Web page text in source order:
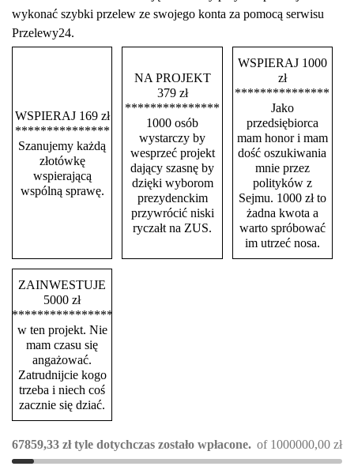
wykonać szybki przelew ze swojego konta za pomocą serwisu
Przelewy24.
WSPIERAJ 169 zł
***************
Szanujemy każdą
złotówkę
wspierającą
wspólną sprawę.
NA PROJEKT
379 zł
***************
1000 osób
wystarczy by
wesprzeć projekt
dający szasnę by
dzięki wyborom
prezydenckim
przywrócić niski
ryczałt na ZUS.
WSPIERAJ 1000
zł
***************
Jako
przedsiębiorca
mam honor i mam
dość oszukiwania
mnie przez
polityków z
Sejmu. 1000 zł to
żadna kwota a
warto spróbować
im utrzeć nosa.
ZAINWESTUJE
5000 zł
****************
w ten projekt. Nie
mam czasu się
angażować.
Zatrudnijcie kogo
trzeba i niech coś
zacznie się dziać.
67859,33 zł tyle dotychczas zostało wpłacone. of 1000000,00 zł